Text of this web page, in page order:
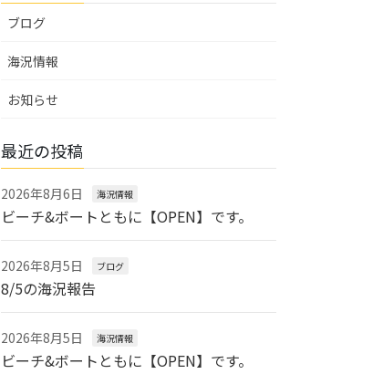
ブログ
海況情報
お知らせ
最近の投稿
2026年8月6日 海況情報
ビーチ&ボートともに【OPEN】です。
2026年8月5日 ブログ
8/5の海況報告
2026年8月5日 海況情報
ビーチ&ボートともに【OPEN】です。